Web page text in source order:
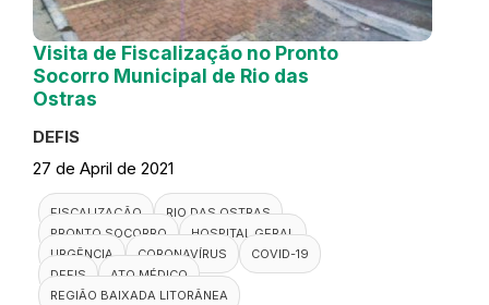
Visita de Fiscalização no Pronto
Socorro Municipal de Rio das
Ostras
DEFIS
27 de April de 2021
FISCALIZAÇÃO
RIO DAS OSTRAS
PRONTO SOCORRO
HOSPITAL GERAL
URGÊNCIA
CORONAVÍRUS
COVID-19
DEFIS
ATO MÉDICO
REGIÃO BAIXADA LITORÂNEA